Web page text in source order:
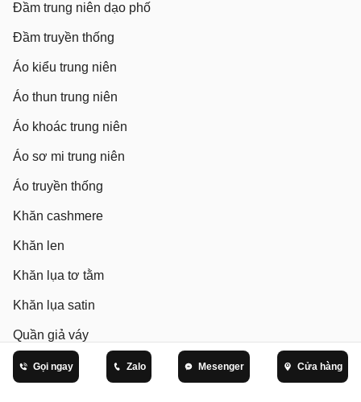
Đầm trung niên dạo phố
Đầm truyền thống
Áo kiểu trung niên
Áo thun trung niên
Áo khoác trung niên
Áo sơ mi trung niên
Áo truyền thống
Khăn cashmere
Khăn len
Khăn lụa tơ tằm
Khăn lụa satin
Quần giả váy
Quần ống suông
Gọi ngay Zalo Mesenger Cửa hàng